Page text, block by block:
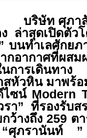
บริษัท ศุภา
ง ล่าสุดเปิดตัว
บนทำเลศักย
ากอากาศที่ผส
นการเดินท
สหัวหิน มาพร้อ
ซน์Modern
า” ที่รองรับส
ว้างถึง 259 ต
“ศุภรานันท์